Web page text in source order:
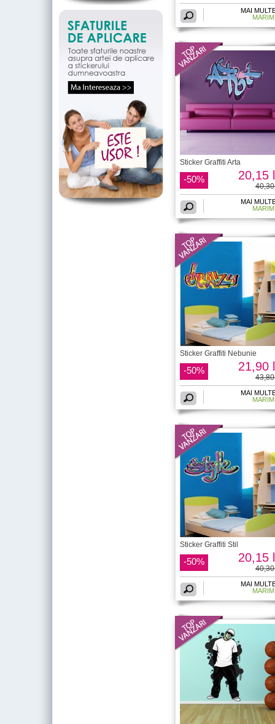
MAI
Sticker Graffiti Arta
-50% 20,15
MAI
Sticker Graffiti Nebunie
-50% 21,90
MAI
Sticker Graffiti Stil
-50% 20,15
MAI